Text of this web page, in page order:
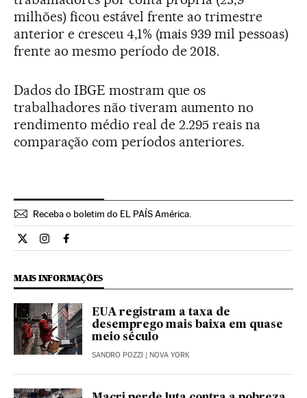
milhões) ficou estável frente ao trimestre
anterior e cresceu 4,1% (mais 939 mil pessoas)
frente ao mesmo período de 2018.
Dados do IBGE mostram que os
trabalhadores não tiveram aumento no
rendimento médio real de 2.295 reais na
comparação com períodos anteriores.
Receba o boletim do EL PAÍS América.
Economia El País Brasil en Twitter
Economia El País Brasil en Instagram
Economia El País Brasil en Facebook
MAIS INFORMAÇÕES
EUA registram a taxa de
desemprego mais baixa em quase
meio século
SANDRO POZZI | NOVA YORK